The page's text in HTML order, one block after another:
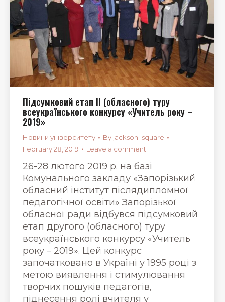
Підсумковий етап ІІ (обласного) туру
всеукраїнського конкурсу «Учитель року –
2019»
Новини університету By jackson_square
February 28, 2019
Leave a comment
26-28 лютого 2019 р. на базі
Комунального закладу «Запорізький
обласний інститут післядипломної
педагогічної освіти» Запорізької
обласної ради відбувся підсумковий
етап другого (обласного) туру
всеукраїнського конкурсу «Учитель
року – 2019». Цей конкурс
започатковано в Україні у 1995 році з
метою виявлення і стимулювання
творчих пошуків педагогів,
піднесення ролі вчителя у